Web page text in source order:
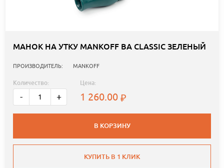
МАНОК НА УТКУ MANKOFF BA CLASSIC ЗЕЛЕНЫЙ
ПРОИЗВОДИТЕЛЬ: MANKOFF
Количество:
- +
Цена:
1 260.00
В КОРЗИНУ
КУПИТЬ В 1 КЛИК